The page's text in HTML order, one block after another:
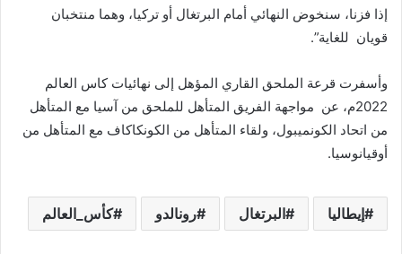
إذا فزنا، سنخوض النهائي أمام البرتغال أو تركيا، وهما منتخبان
قويان للغاية”.
وأسفرت قرعة الملحق القاري المؤهل إلى نهائيات كاس العالم
2022م، عن مواجهة الفريق المتأهل للملحق من آسيا مع المتأهل
من اتحاد الكونميبول، ولقاء المتأهل من الكونكاكاف مع المتأهل من
أوقيانوسيا.
إيطاليا البرتغال رونالدو كأس_العالم